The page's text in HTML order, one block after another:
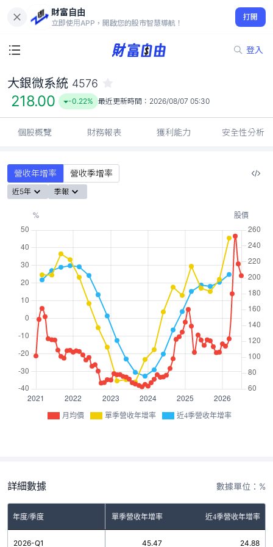
財富自由
立即使用APP，開啟您的股市智慧導航！
打開
登入
218.00
-0.22%
大銀微系統 4576
218.00 -0.22% 最近更新時間： 2026/08/07 05:30
個股概覽 財務報表 獲利能力 安全性分析
營收年增率 營收季增率
近5年 季報
月均價 單季營收年增率 近4季營收年增率
詳細數據 數據單位：%
年度/季度 單季營收年增率 近4季營收年增率
2026-Q1 45.47 24.88